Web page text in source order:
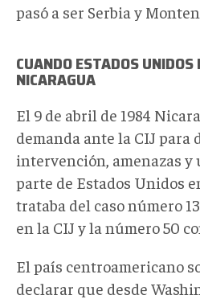
pasó a ser Serbia y
CUANDOESTADOS UNIDOS
NICARAGUA
El 9 de abril de 1984
demanda ante la CIJ para
intervención, amenazas y
parte de Estados Unidos
trataba del caso número
en la CIJ y la número 50
El país centroamericano
declarar que desde